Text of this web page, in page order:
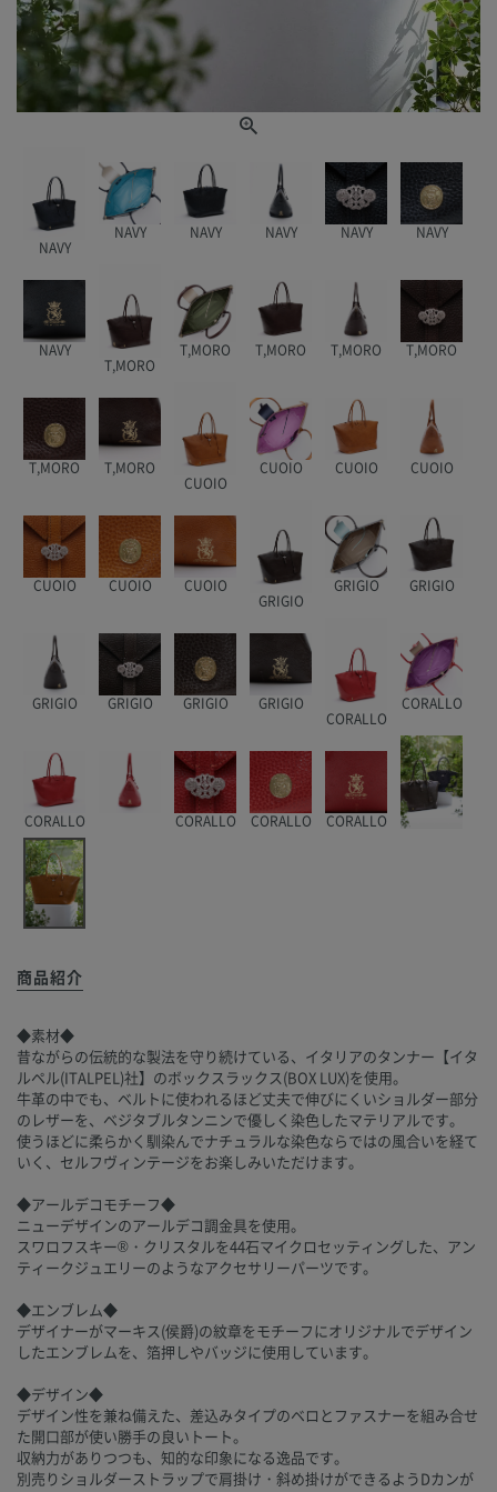
NAVY
NAVY NAVY NAVY NAVY NAVY
NAVY
T,MORO
T,MORO T,MORO T,MORO T,MORO
T,MORO
T,MORO
CUOIO
CUOIO CUOIO CUOIO
CUOIO CUOIO
CUOIO
GRIGIO
GRIGIO GRIGIO
GRIGIO GRIGIO GRIGIO
GRIGIO
CORALLO
CORALLO
CORALLO CORALLO CORALLO CORALLO
商品紹介
◆素材◆
昔ながらの伝統的な製法を守り続けている、イタリアのタンナー【イタ
ルペル(ITALPEL)社】のボックスラックス(BOX LUX)を使用。
牛革の中でも、ベルトに使われるほど丈夫で伸びにくいショルダー部分
のレザーを、ベジタブルタンニンで優しく染色したマテリアルです。
使うほどに柔らかく馴染んでナチュラルな染色ならではの風合いを経て
いく、セルフヴィンテージをお楽しみいただけます。
◆アールデコモチーフ◆
ニューデザインのアールデコ調金具を使用。
スワロフスキー®・クリスタルを44石マイクロセッティングした、アン
ティークジュエリーのようなアクセサリーパーツです。
◆エンブレム◆
デザイナーがマーキス(侯爵)の紋章をモチーフにオリジナルでデザイン
したエンブレムを、箔押しやバッジに使用しています。
◆デザイン◆
デザイン性を兼ね備えた、差込みタイプのベロとファスナーを組み合せ
た開口部が使い勝手の良いトート。
収納力がありつつも、知的な印象になる逸品です。
別売りショルダーストラップで肩掛け・斜め掛けができるようDカンが